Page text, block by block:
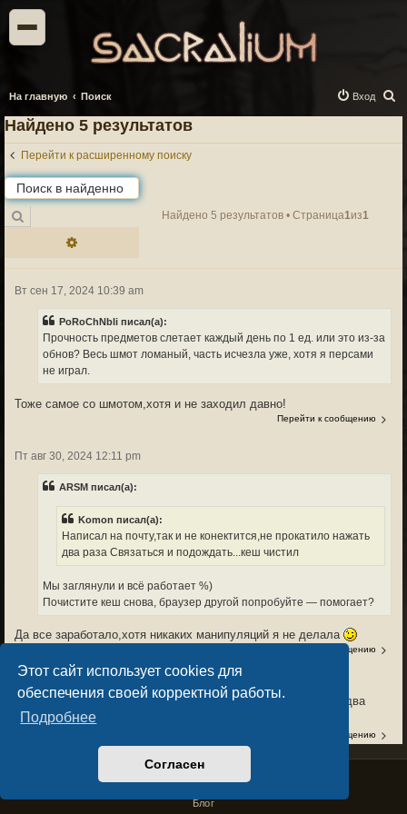
Этот сайт использует cookies для
обеспечения своей корректной работы.
Подробнее
Согласен
На главную Поиск
о
Вход
Найдено 5 результатов
Перейти к расширенному поиску
Расширенный поиск
Найдено 5 результатов • Страница1из1
Вт сен 17, 2024 10:39 am
PoRoChNbli писал(а):
Прочность предметов слетает каждый день по 1 ед. или это из-за
обнов? Весь шмот ломаный, часть исчезла уже, хотя я персами
не играл.
Тоже самое со шмотом,хотя и не заходил давно!
Перейти к сообщению
Пт авг 30, 2024 12:11 pm
ARSM писал(а):
Komon писал(а):
Написал на почту,так и не конектится,не прокатило нажать
два раза Связаться и подождать...кеш чистил
Мы заглянули и всё работает %)
Почистите кеш снова, браузер другой попробуйте — помогает?
Да все заработало,хотя никаких манипуляций я не делала
Перейти к сообщению
Чт авг 29, 2024 2:36 pm
Написал на почту,так и не конектится,не прокатило нажать два
раза Связаться и подождать...кеш чистил
Перейти к сообщению
Все равно не заходит в игру,так же на выборе персонажах
Связаться не работает!
Privacy PolicyLicense Agreement
Copyright © Sacralium Games 2023-
Блог